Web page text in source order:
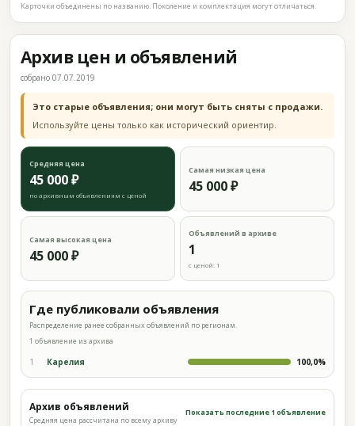
Карточки объединены по названию. Поколение и комплектация могут отличаться.
Архив цен и объявлений
собрано 07.07.2019
Это старые объявления; они могут быть сняты с продажи.
Используйте цены только как исторический ориентир.
Средняя цена
45 000 ₽
по архивным объявлениям с ценой
Самая низкая цена
45 000 ₽
Самая высокая цена
45 000 ₽
Объявлений в архиве
1
с ценой: 1
Где публиковали объявления
Распределение ранее собранных объявлений по регионам.
1 объявление из архива
1 Карелия 100,0%
Архив объявлений
Средняя цена рассчитана по всему архиву
Показать последние 1 объявление